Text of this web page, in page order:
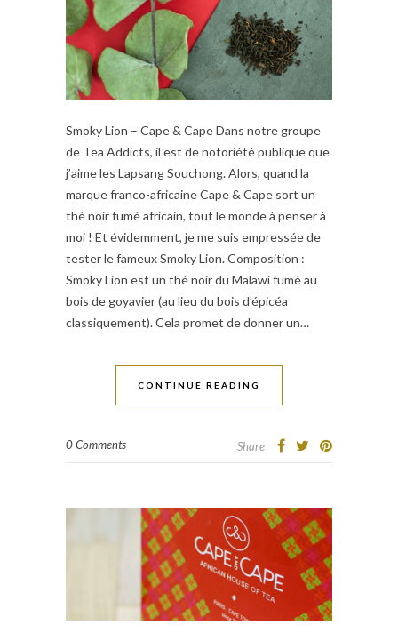
Smoky Lion – Cape & Cape Dans notre groupe
de Tea Addicts, il est de notoriété publique que
j’aime les Lapsang Souchong. Alors, quand la
marque franco-africaine Cape & Cape sort un
thé noir fumé africain, tout le monde à penser à
moi ! Et évidemment, je me suis empressée de
tester le fameux Smoky Lion. Composition :
Smoky Lion est un thé noir du Malawi fumé au
bois de goyavier (au lieu du bois d’épicéa
classiquement). Cela promet de donner un…
CONTINUE READING
0 Comments Share